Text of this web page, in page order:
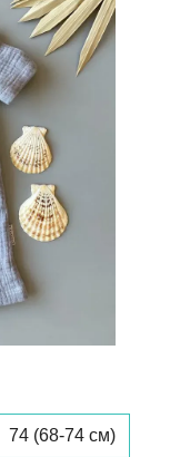
74 (68-74 см)